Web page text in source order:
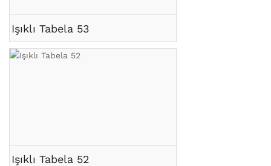
Işıklı Tabela 53
Işıklı Tabela 52